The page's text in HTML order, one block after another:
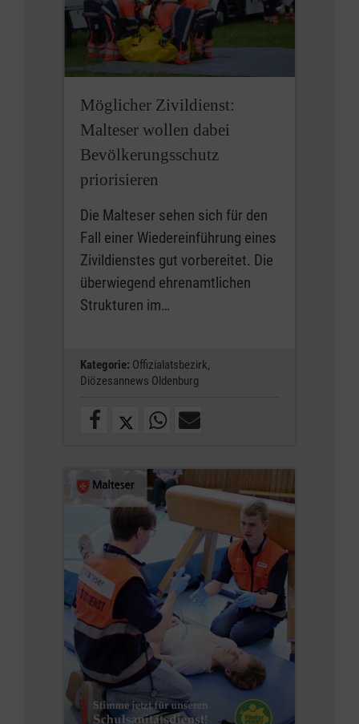
Möglicher Zivildienst:
Malteser wollen dabei
Bevölkerungsschutz
priorisieren
Die Malteser sehen sich für den
Fall einer Wiedereinführung eines
Zivildienstes gut vorbereitet. Die
überwiegend ehrenamtlichen
Strukturen im…
Kategorie: Offizialatsbezirk,
Diözesannews Oldenburg